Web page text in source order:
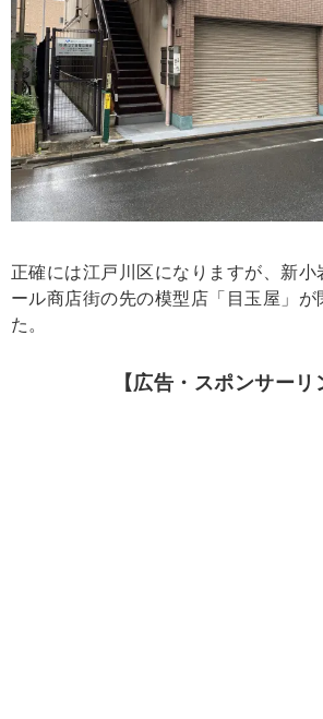
正確には江戸川区になりますが、新小
ール商店街の先の模型店「目玉屋」が
た。
【広告・スポンサーリ